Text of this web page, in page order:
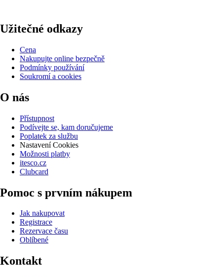
Užitečné odkazy
Cena
Nakupujte online bezpečně
Podmínky používání
Soukromí a cookies
O nás
Přístupnost
Podívejte se, kam doručujeme
Poplatek za službu
Nastavení Cookies
Možnosti platby
itesco.cz
Clubcard
Pomoc s prvním nákupem
Jak nakupovat
Registrace
Rezervace času
Oblíbené
Kontakt